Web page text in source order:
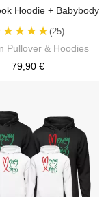
Hoodie + Babybody
(25)
Pullover & Hoodies
79,90 €